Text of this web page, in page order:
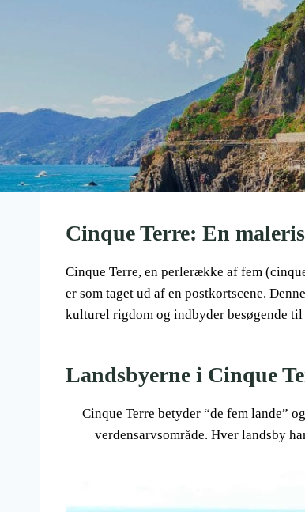
Cinque Terre: En
Cinque Terre, en perlerække af fem
er som taget ud af en postkortscene.
kulturel rigdom og indbyder besøgende
Landsbyerne i Cinque
Cinque Terre betyder “de fem lande”
verdensarvsområde. Hver landsby